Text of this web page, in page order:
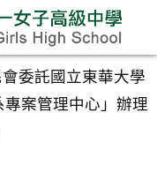
委託國立東華大學
專案管理中心」辦理